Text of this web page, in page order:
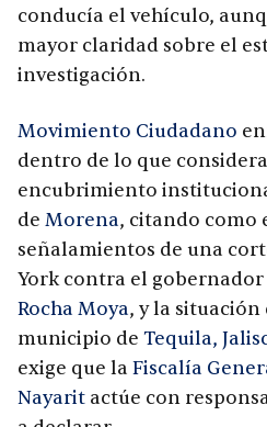
conducía el vehículo,
mayor claridad sobre el
investigación.
Movimiento Ciudadano
dentro de lo que
encubrimiento
de Morena, citando como
señalamientos de una
York contra el gobernador
Rocha Moya, y la
municipio de Tequila,
exige que la Fiscalía
Nayarit actúe con